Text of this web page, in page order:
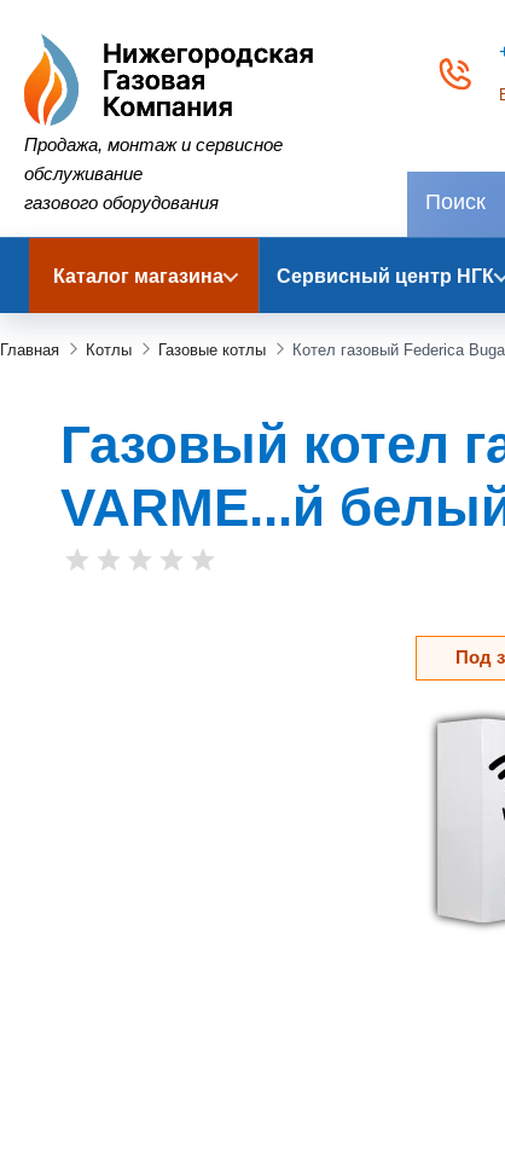
Нижегородская Газовая Компания
Продажа, монтаж и сервисное
обслуживание
газового оборудования
Каталог магазина Сервисный центр НГК
Главная Котлы Газовые котлы Котел газовый Federica
Газовый котел
VARME...й
Под